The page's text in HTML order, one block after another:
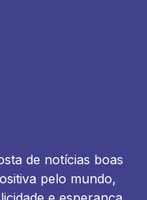
de notícias boas
pelo mundo,